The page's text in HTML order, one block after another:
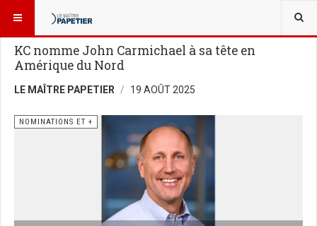
VOUS ÊTES ICI :
KC nomme John Carmichael à sa tête en
Amérique du Nord
LE MAÎTRE PAPETIER 19 AOÛT 2025
NOMINATIONS ET +